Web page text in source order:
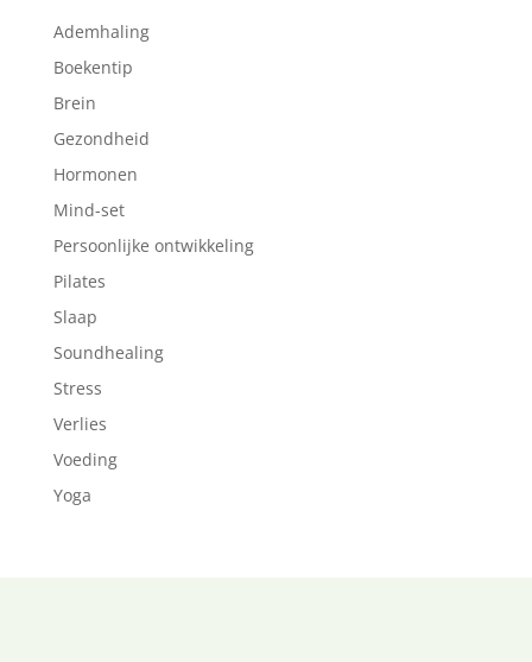
Ademhaling
Boekentip
Brein
Gezondheid
Hormonen
Mind-set
Persoonlijke ontwikkeling
Pilates
Slaap
Soundhealing
Stress
Verlies
Voeding
Yoga